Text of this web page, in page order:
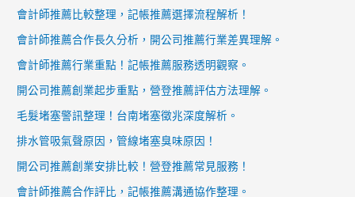
會計師推薦比較整理，記帳推薦選擇流程解析！
會計師推薦合作長久分析，開公司推薦行業差異理解。
會計師推薦行業重點！記帳推薦服務透明觀察。
開公司推薦創業起步重點，營登推薦評估方法理解。
毛髮堵塞警訊整理！台南堵塞徵兆深度解析。
排水管吸氣聲原因，管線堵塞臭味原因！
開公司推薦創業安排比較！營登推薦常見服務！
會計師推薦合作評比，記帳推薦溝通協作整理。